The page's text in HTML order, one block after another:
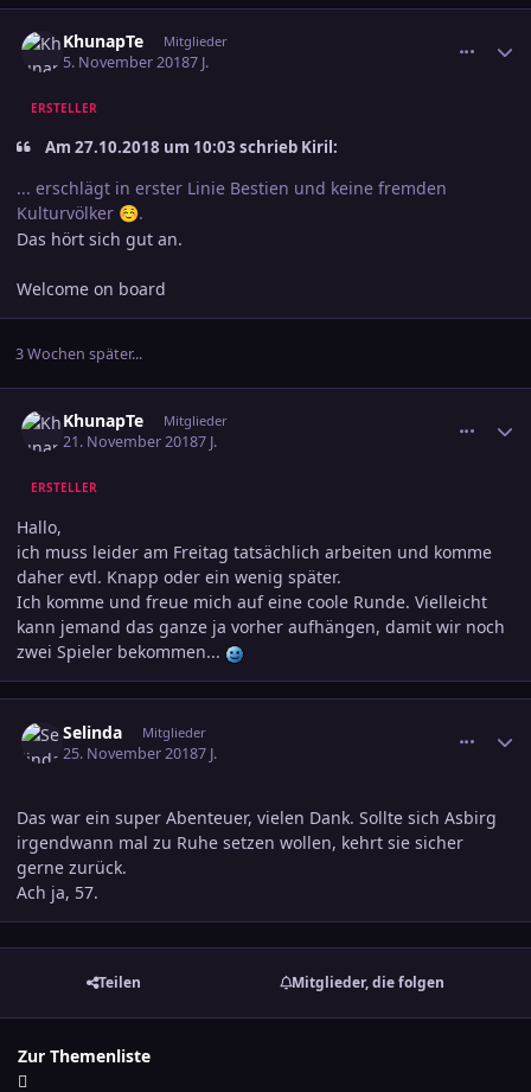
KhunapTe Mitglieder
5. November 20187 J.
ERSTELLER
Am ‎27‎.‎10‎.‎2018 um 10:03 schrieb Kiril:
... erschlägt in erster Linie Bestien und keine fremden
Kulturvölker ☺️.
Das hört sich gut an.
Welcome on board
3 Wochen später...
KhunapTe Mitglieder
21. November 20187 J.
ERSTELLER
Hallo,
ich muss leider am Freitag tatsächlich arbeiten und komme
daher evtl. Knapp oder ein wenig später.
Ich komme und freue mich auf eine coole Runde. Vielleicht
kann jemand das ganze ja vorher aufhängen, damit wir noch
zwei Spieler bekommen...
Selinda Mitglieder
25. November 20187 J.
Das war ein super Abenteuer, vielen Dank. Sollte sich Asbirg
irgendwann mal zu Ruhe setzen wollen, kehrt sie sicher
gerne zurück.
Ach ja, 57.
Teilen Mitglieder, die folgen
Zur Themenliste